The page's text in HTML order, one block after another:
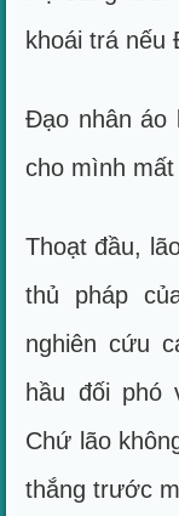
khoái trá nếu
Đạo nhân áo
cho mình
Thoạt đầu,
thủ pháp
nghiên cứu
hầu đối phó
Chứ lão
thắng trước